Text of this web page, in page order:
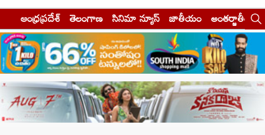
ఆంధ్రప్రదేశ్ తెలంగాణ సినిమా న్యూస్ జాతీయం అంతర్జాతీయం